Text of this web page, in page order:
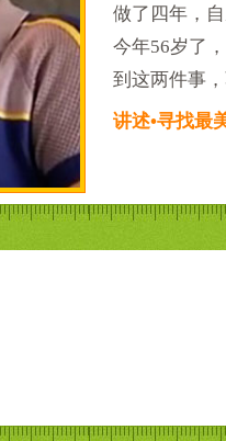
做了四年，
今年56岁了
到这两件事
讲述•寻找最